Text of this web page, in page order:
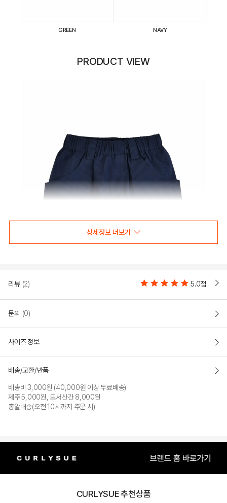
GREEN NAVY
PRODUCT VIEW
상세정보 더보기
리뷰 (2) 5.0점
문의 (0)
사이즈 정보
배송/교환/반품
배송비 3,000원 (40,000원 이상 무료배송)
제주 5,000원, 도서산간 8,000원
총알배송(오전 10시까지 주문 시)
CURLYSUE 추천상품